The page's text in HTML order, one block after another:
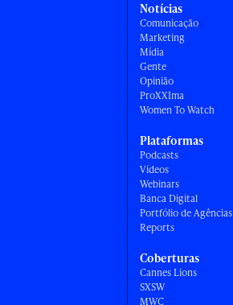
Notícias
Comunicação
Marketing
Mídia
Gente
Opinião
ProXXIma
Women To Watch
Plataformas
Podcasts
Vídeos
Webinars
Banca Digital
Portfólio de Agências
Reports
Coberturas
Cannes Lions
SXSW
MWC